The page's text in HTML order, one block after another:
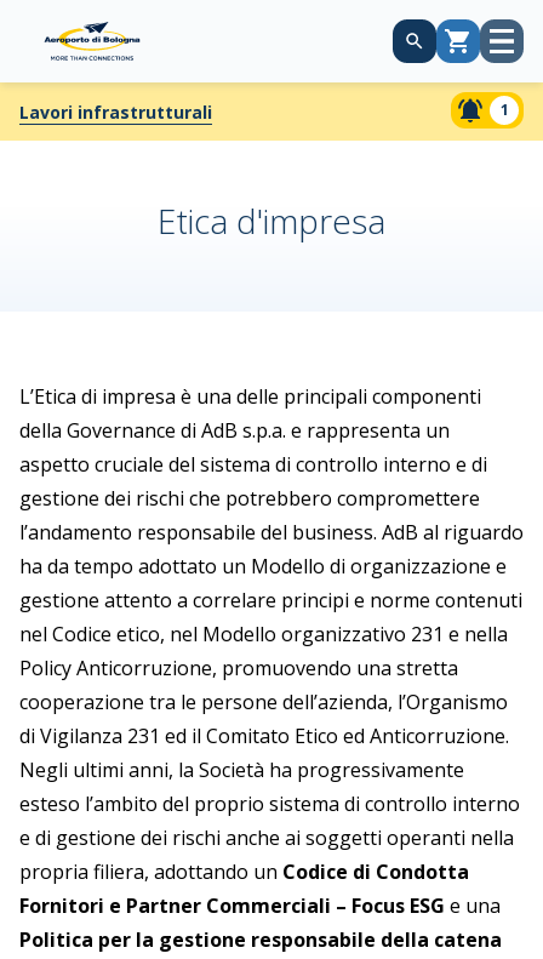
CarrelloApri
Lavori infrastrutturali 1
Etica d'impresa
L’Etica di impresa è una delle principali componenti
della Governance di AdB s.p.a. e rappresenta un
aspetto cruciale del sistema di controllo interno e di
gestione dei rischi che potrebbero compromettere
l’andamento responsabile del business. AdB al riguardo
ha da tempo adottato un Modello di organizzazione e
gestione attento a correlare principi e norme contenuti
nel Codice etico, nel Modello organizzativo 231 e nella
Policy Anticorruzione, promuovendo una stretta
cooperazione tra le persone dell’azienda, l’Organismo
di Vigilanza 231 ed il Comitato Etico ed Anticorruzione.
Negli ultimi anni, la Società ha progressivamente
esteso l’ambito del proprio sistema di controllo interno
e di gestione dei rischi anche ai soggetti operanti nella
propria filiera, adottando un Codice di Condotta
Fornitori e Partner Commerciali – Focus ESG e una
Politica per la gestione responsabile della catena